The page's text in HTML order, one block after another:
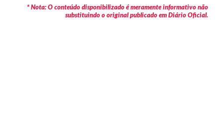
* Nota: O conteúdo disponibilizado é meramente informativo não
substituindo o original publicado em Diário Oficial.